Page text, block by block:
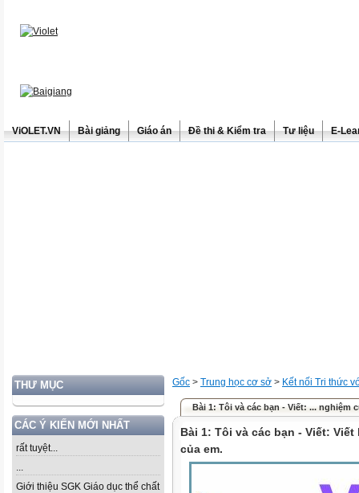
ViOLET.VN Bài giảng Giáo án Đề thi & Kiểm tra Tư liệu E-
THƯ MỤC
CÁC Ý KIẾN MỚI NHẤT
rất tuyệt...
...
Giới thiệu SGK Giáo dục thể chất
Gốc > Trung học cơ sở > Kết nối Tri thức
Bài 1: Tôi và các bạn - Viết: ... nghiệm
Bài 1: Tôi và các bạn - Viết:
của em.